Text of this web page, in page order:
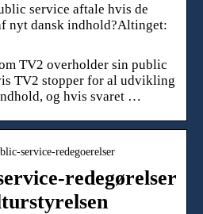
service aftale hvis de
nyt dansk indhold?Altinget:
TV2 overholder sin public
TV2 stopper for al udvikling
og hvis svaret …
service-redegoerelser
redegørelser